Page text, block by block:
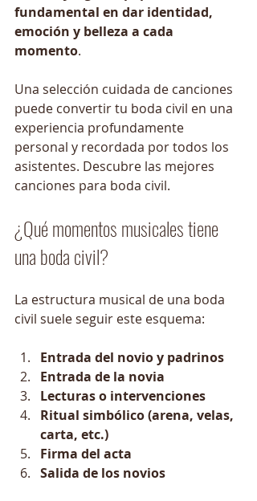
fundamental en dar identidad,
emoción y belleza a cada
momento.
Una selección cuidada de canciones
puede convertir tu boda civil en una
experiencia profundamente
personal y recordada por todos los
asistentes. Descubre las mejores
canciones para boda civil.
¿Qué momentos musicales tiene
una boda civil?
La estructura musical de una boda
civil suele seguir este esquema:
Entrada del novio y padrinos
Entrada de la novia
Lecturas o intervenciones
Ritual simbólico (arena, velas,
carta, etc.)
Firma del acta
Salida de los novios